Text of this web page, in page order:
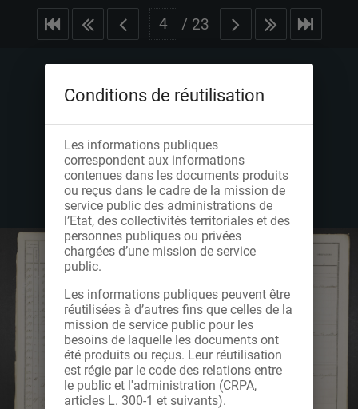
/ 23
Conditions de réutilisation
Les informations publiques
correspondent aux informations
contenues dans les documents produits
ou reçus dans le cadre de la mission de
service public des administrations de
l’Etat, des collectivités territoriales et des
personnes publiques ou privées
chargées d’une mission de service
public.
Les informations publiques peuvent être
réutilisées à d’autres fins que celles de la
mission de service public pour les
besoins de laquelle les documents ont
été produits ou reçus. Leur réutilisation
est régie par le code des relations entre
le public et l'administration (CRPA,
articles L. 300-1 et suivants).